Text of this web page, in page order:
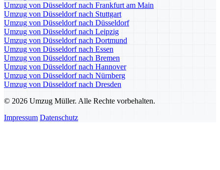
Umzug von Düsseldorf nach Frankfurt am Main
Umzug von Düsseldorf nach Stuttgart
Umzug von Düsseldorf nach Düsseldorf
Umzug von Düsseldorf nach Leipzig
Umzug von Düsseldorf nach Dortmund
Umzug von Düsseldorf nach Essen
Umzug von Düsseldorf nach Bremen
Umzug von Düsseldorf nach Hannover
Umzug von Düsseldorf nach Nürnberg
Umzug von Düsseldorf nach Dresden
© 2026 Umzug Müller. Alle Rechte vorbehalten.
Impressum Datenschutz